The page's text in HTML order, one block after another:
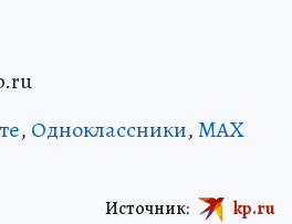
, Одноклассники,MAX
Источник: kp.ru